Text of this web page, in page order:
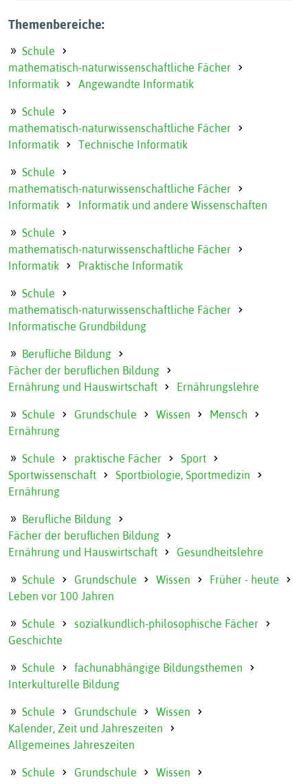
Themenbereiche:
Schule
mathematisch-naturwissenschaftliche Fächer
Informatik
Angewandte Informatik
Schule
mathematisch-naturwissenschaftliche Fächer
Informatik
Technische Informatik
Schule
mathematisch-naturwissenschaftliche Fächer
Informatik
Informatik und andere Wissenschaften
Schule
mathematisch-naturwissenschaftliche Fächer
Informatik
Praktische Informatik
Schule
mathematisch-naturwissenschaftliche Fächer
Informatische Grundbildung
Berufliche Bildung
Fächer der beruflichen Bildung
Ernährung und Hauswirtschaft
Ernährungslehre
Schule Grundschule Wissen
Mensch
Ernährung
Schule praktische Fächer
Sport
Sportwissenschaft
Sportbiologie, Sportmedizin
Ernährung
Berufliche Bildung
Fächer der beruflichen Bildung
Ernährung und Hauswirtschaft
Gesundheitslehre
Schule Grundschule Wissen
Früher - heute
Leben vor 100 Jahren
Schule
sozialkundlich-philosophische Fächer
Geschichte
Schule
fachunabhängige Bildungsthemen
Interkulturelle Bildung
Schule Grundschule
Wissen
Kalender, Zeit und Jahreszeiten
Allgemeines Jahreszeiten
Schule Grundschule
Wissen